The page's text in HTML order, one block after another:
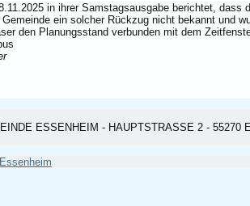
in ihrer Samstagsausgabe berichtet,
ein solcher Rückzug nicht bekannt und
den Planungsstand verbunden mit dem
ESSENHEIM - HAUPTSTRASSE 2 - 55270